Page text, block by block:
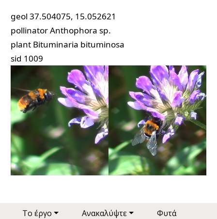
geol 37.504075, 15.052621
pollinatorAnthophora sp.
plant Bituminaria bituminosa
sid 1009
Main navigation
Το έργο Ανακαλύψτε
Φυτά